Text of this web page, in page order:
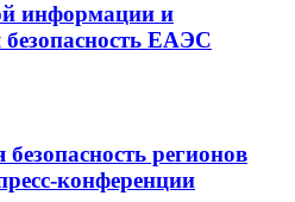
информации и
ЕАЭС
регионов
конференции